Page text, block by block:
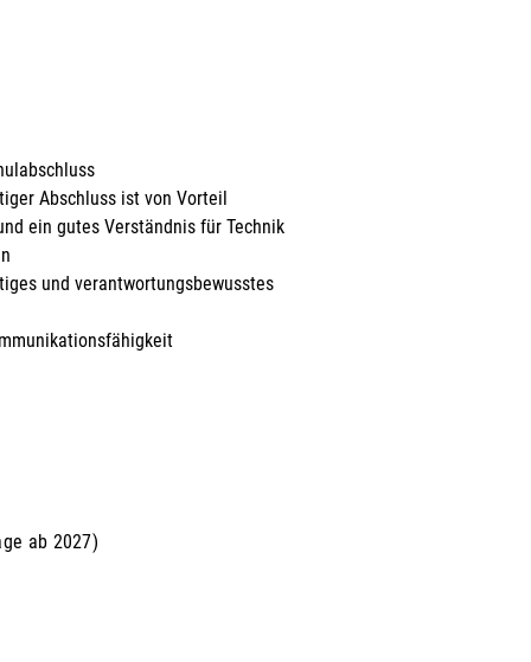
Abschluss ist von Vorteil
ein gutes Verständnis für Technik
und verantwortungsbewusstes
ab 2027)